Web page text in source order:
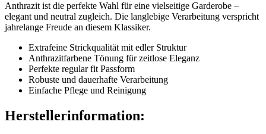
Anthrazit ist die perfekte Wahl für eine vielseitige Garderobe –
elegant und neutral zugleich. Die langlebige Verarbeitung verspricht
jahrelange Freude an diesem Klassiker.
Extrafeine Strickqualität mit edler Struktur
Anthrazitfarbene Tönung für zeitlose Eleganz
Perfekte regular fit Passform
Robuste und dauerhafte Verarbeitung
Einfache Pflege und Reinigung
Herstellerinformation: